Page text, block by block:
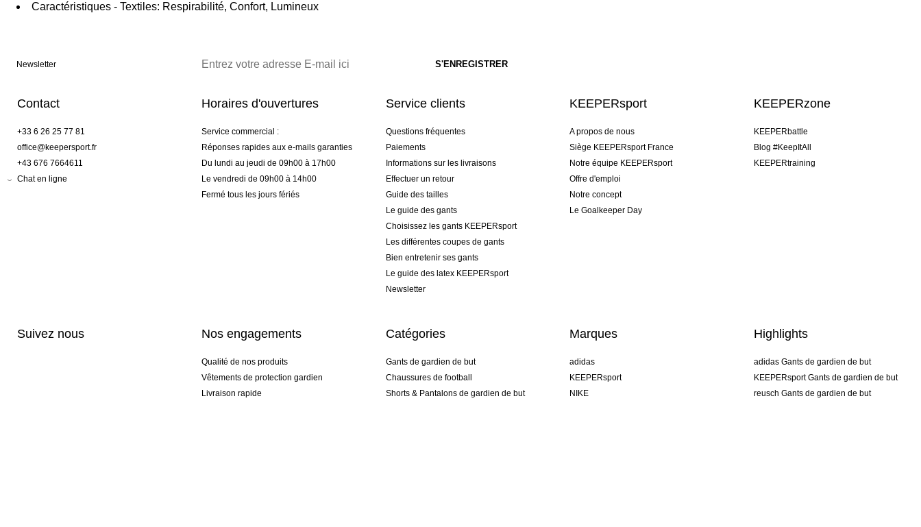
Caractéristiques - Textiles: Respirabilité, Confort, Lumineux
Newsletter
Contact
+33 6 26 25 77 81
office@keepersport.fr
+43 676 7664611
Chat en ligne
Horaires d'ouvertures
Service commercial :
Réponses rapides aux e-mails garanties
Du lundi au jeudi de 09h00 à 17h00
Le vendredi de 09h00 à 14h00
Fermé tous les jours fériés
Service clients
Questions fréquentes
Paiements
Informations sur les livraisons
Effectuer un retour
Guide des tailles
Le guide des gants
Choisissez les gants KEEPERsport
Les différentes coupes de gants
Bien entretenir ses gants
Le guide des latex KEEPERsport
Newsletter
KEEPERsport
A propos de nous
Siège KEEPERsport France
Notre équipe KEEPERsport
Offre d'emploi
Notre concept
Le Goalkeeper Day
KEEPERzone
KEEPERbattle
Blog #KeepItAll
KEEPERtraining
Suivez nous Nos engagements
Qualité de nos produits
Vêtements de protection gardien
Livraison rapide
Catégories
Gants de gardien de but
Chaussures de football
Shorts & Pantalons de gardien de but
Marques
adidas
KEEPERsport
NIKE
Highlights
adidas Gants de gardien de but
KEEPERsport Gants de gardien de but
reusch Gants de gardien de but